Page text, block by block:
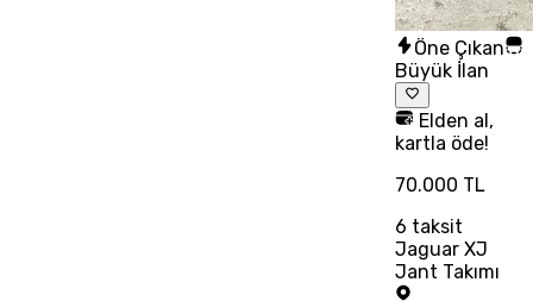
Öne Çıkan
Büyük İlan
Elden al,
kartla öde!
70.000 TL
6 taksit
Jaguar XJ
Jant Takımı